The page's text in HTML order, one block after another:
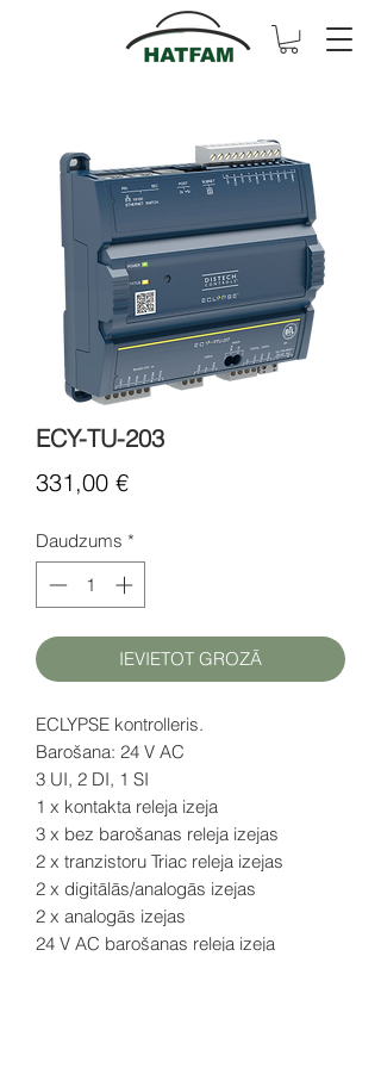
ECY-TU-203
331,00 €Cena
Daudzums *
IEVIETOT GROZĀ
ECLYPSE kontrolleris.
Barošana: 24 V AC
3 UI, 2 DI, 1 SI
1 x kontakta releja izeja
3 x bez barošanas releja izejas
2 x tranzistoru Triac releja izejas
2 x digitālās/analogās izejas
2 x analogās izejas
24 V AC barošanas releja izeja